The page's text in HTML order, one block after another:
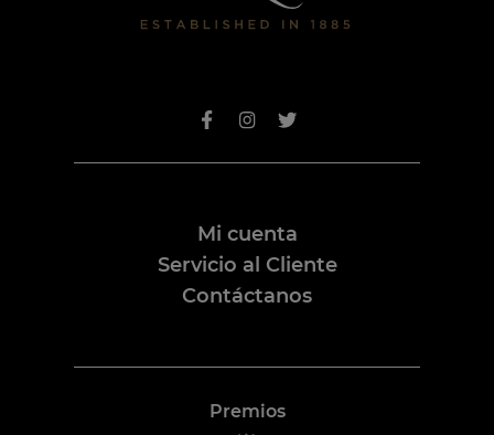
Mi cuenta
Servicio al Cliente
Contáctanos
Premios